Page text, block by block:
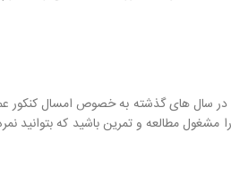
در سال های گذشته به خصوص امسال
مطالعه و تمرین باشید که بتوانید